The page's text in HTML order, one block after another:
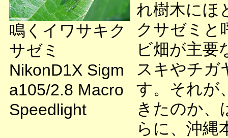
鳴くイワサキク
サゼミ
NikonD1X Sigm
a105/2.8 Macro
Speedlight
れ樹木にほ
クサゼミと
ビ畑が主要
スキやチガ
す。それが
きたのか、
らに、沖縄